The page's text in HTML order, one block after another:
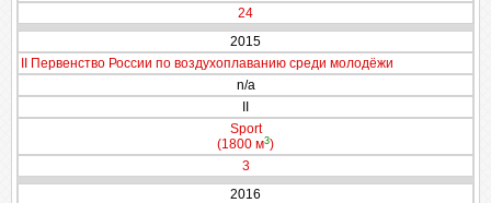
24
2015
II Первенство России по воздухоплаванию среди молодёжи
n/a
Sport
(1800 м3)
3
2016